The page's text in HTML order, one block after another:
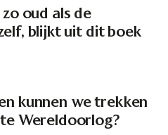
oud als de
blijkt uit dit boek
kunnen we trekken
Wereldoorlog?